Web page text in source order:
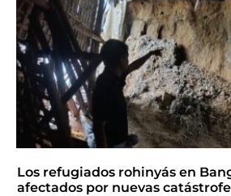
Los refugiados rohinyás en
afectados por nuevas